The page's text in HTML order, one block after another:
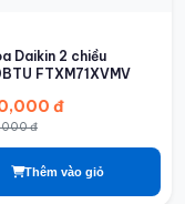
Daikin 2 chiều
FTXM71XVMV
đ
đ
Thêm vào giỏ